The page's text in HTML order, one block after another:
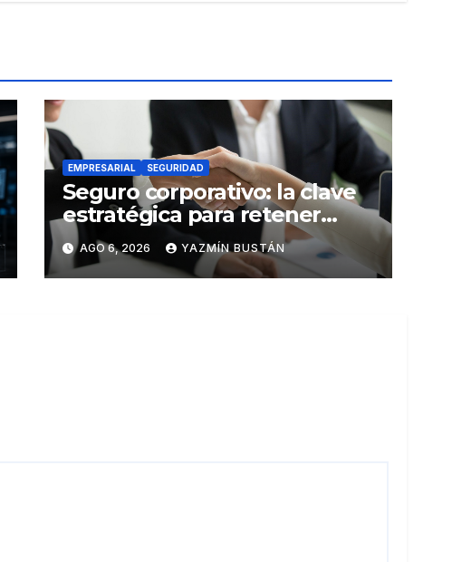
EMPRESARIAL SEGURIDAD
Seguro corporativo: la clave
estratégica para retener
talento en Ecuador
AGO 6, 2026 YAZMÍN BUSTÁN